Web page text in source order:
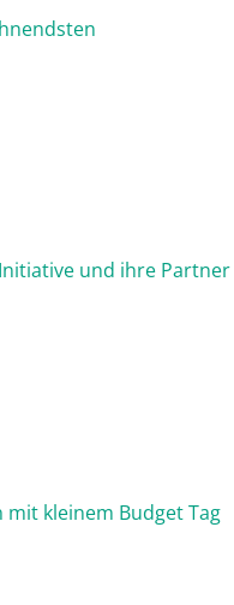
und ihre Partner
mit kleinem Budget Tag